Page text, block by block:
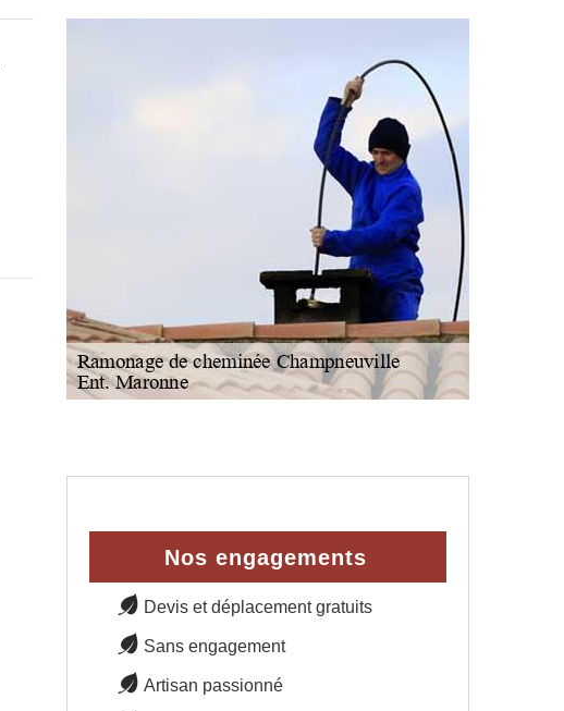
Nos engagements
Devis et déplacement gratuits
Sans engagement
Artisan passionné